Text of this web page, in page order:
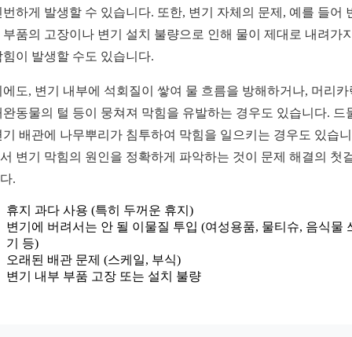
번하게 발생할 수 있습니다. 또한, 변기 자체의 문제, 예를 들어
부품의 고장이나 변기 설치 불량으로 인해 물이 제대로 내려가
힘이 발생할 수도 있습니다.
에도, 변기 내부에 석회질이 쌓여 물 흐름을 방해하거나, 머리카
완동물의 털 등이 뭉쳐져 막힘을 유발하는 경우도 있습니다. 드
기 배관에 나무뿌리가 침투하여 막힘을 일으키는 경우도 있습
변기 막힘의 원인을 정확하게 파악하는 것이 문제 해결의 첫
.
휴지 과다 사용 (특히 두꺼운 휴지)
변기에 버려서는 안 될 이물질 투입 (여성용품, 물티슈, 음식물
기 등)
오래된 배관 문제 (스케일, 부식)
변기 내부 부품 고장 또는 설치 불량